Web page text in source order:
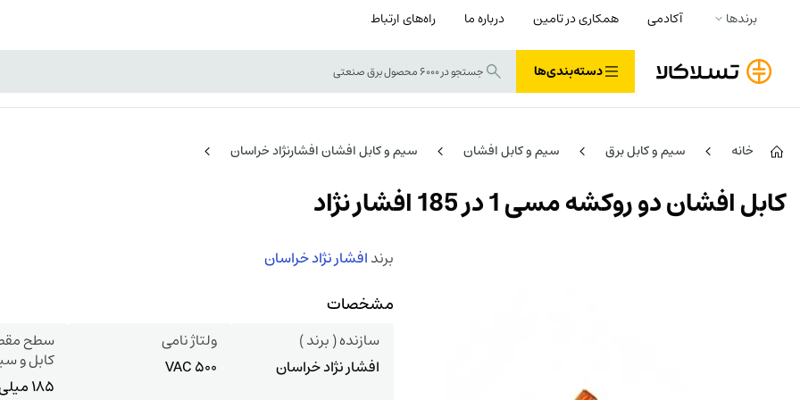
برندها آکادمی همکاری در تامین درباره ما راه‌های ارتباط
دسته‌بندی‌ها
خانه سیم و کابل برق سیم و کابل افشان سیم و کابل افشان افشارنژاد خراسان
کابل افشان دو روکشه مسی 1 در 185 افشار نژاد
برندافشار نژاد خراسان
مشخصات
سازنده ( برند )
افشار نژاد خراسان
ولتاژ نامی
500 VAC
سطح
کابل و
185